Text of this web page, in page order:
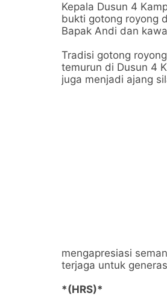
Kepala Dusun 4
bukti gotong royong
Bapak Andi dan
Tradisi gotong
temurun di Dusun 4
juga menjadi ajang
mengapresiasi
terjaga untuk
*(HRS)*